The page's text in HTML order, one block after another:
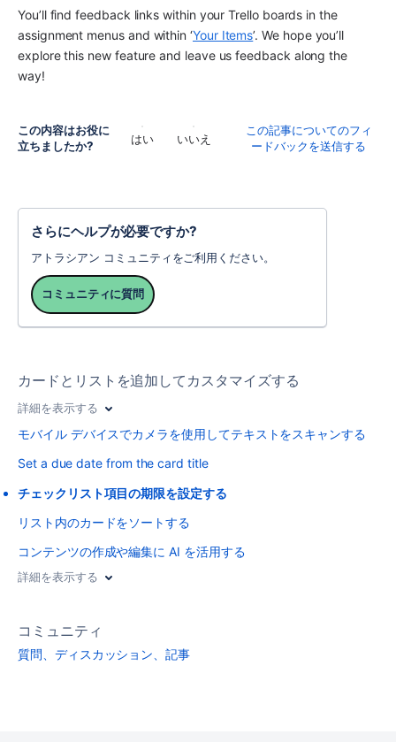
You’ll find feedback links within your Trello boards in the
assignment menus and within ‘Your Items’. We hope you’ll
explore this new feature and leave us feedback along the
way!
この内容はお役に
立ちましたか?
はい いいえ
この記事についてのフィ
ードバックを送信する
さらにヘルプが必要ですか?
アトラシアン コミュニティをご利用ください。
コミュニティに質問
カードとリストを追加してカスタマイズする
詳細を表示する
モバイル デバイスでカメラを使用してテキストをスキャンする
Set a due date from the card title
チェックリスト項目の期限を設定する
リスト内のカードをソートする
コンテンツの作成や編集に AI を活用する
詳細を表示する
コミュニティ
質問、ディスカッション、記事